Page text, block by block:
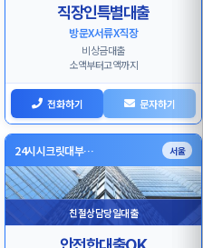
직장인특별대출
방문X서류X직장
비상금대출
소액부터고액까지
전화하기 문자하기
24시시크릿대부… 서울
친절상담당일대출